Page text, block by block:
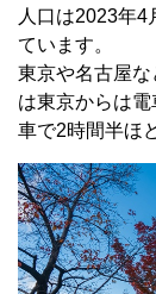
人口は2023年4
ています。
東京や名古屋
は東京からは
車で2時間半ほ